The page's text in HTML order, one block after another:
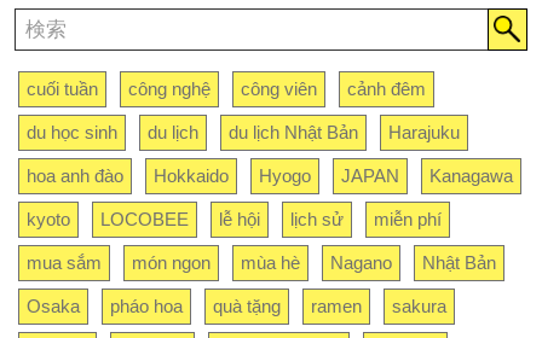
cuối tuần công nghệ công viên cảnh đêm
du học sinh du lịch du lịch Nhật Bản Harajuku
hoa anh đào Hokkaido Hyogo JAPAN Kanagawa
kyoto LOCOBEE lễ hội lịch sử miễn phí
mua sắm món ngon mùa hè Nagano Nhật Bản
Osaka pháo hoa quà tặng ramen sakura